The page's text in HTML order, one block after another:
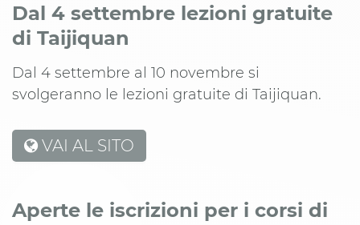
Dal 4 settembre lezioni gratuite
di Taijiquan
Dal 4 settembre al 10 novembre si
svolgeranno le lezioni gratuite di Taijiquan.
VAI AL SITO
Aperte le iscrizioni per i corsi di